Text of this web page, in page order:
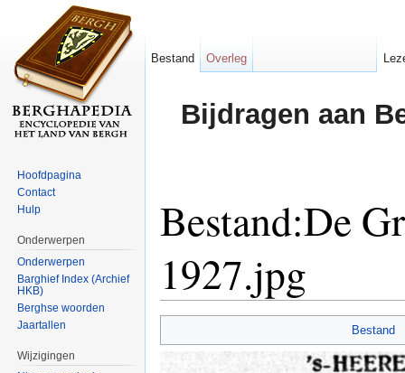
Bijdragen aan
Bestand:De
1927.jpg
Bestand
Bestand Overleg
Hoofdpagina
Contact
Hulp
Onderwerpen
Onderwerpen
Barghief Index (Archief
HKB)
Berghse woorden
Jaartallen
Wijzigingen